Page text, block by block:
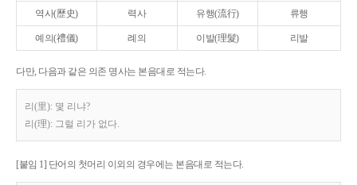
역사(歷史) 력사 유행(流行) 류행
예의(禮儀) 례의 이발(理髮) 리발
다만, 다음과 같은 의존 명사는 본음대로 적는다.
리(里): 몇 리냐?
리(理): 그럴 리가 없다.
[붙임 1] 단어의 첫머리 이외의 경우에는 본음대로 적는다.